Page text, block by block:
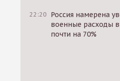
22:20 Россия намерена
военные расходы в
почти на 70%